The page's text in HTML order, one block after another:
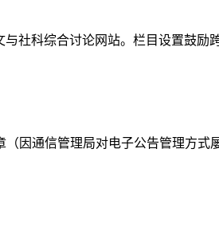
与社科综合讨论网站。栏目设置鼓
（因通信管理局对电子公告管理方式